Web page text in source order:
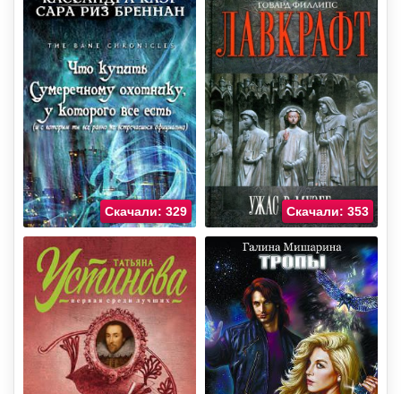
Скачали: 329 Скачали: 353